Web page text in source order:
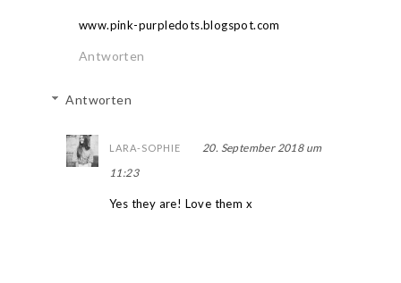
www.pink-purpledots.blogspot.com
Antworten
Antworten
LARA-SOPHIE
20. September 2018 um
11:23
Yes they are! Love them x